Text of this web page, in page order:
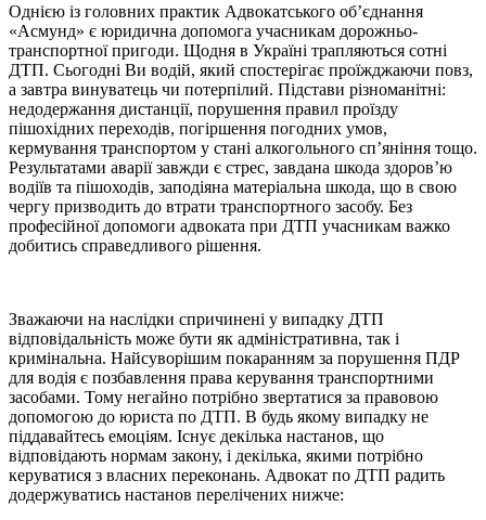
Однією із головних практик Адвокатського об’єднання
«Асмунд» є юридична допомога учасникам дорожньо-
транспортної пригоди. Щодня в Україні трапляються сотні
ДТП. Сьогодні Ви водій, який спостерігає проїжджаючи повз,
а завтра винуватець чи потерпілий. Підстави різноманітні:
недодержання дистанції, порушення правил проїзду
пішохідних переходів, погіршення погодних умов,
кермування транспортом у стані алкогольного сп’яніння тощо.
Результатами аварії завжди є стрес, завдана шкода здоров’ю
водіїв та пішоходів, заподіяна матеріальна шкода, що в свою
чергу призводить до втрати транспортного засобу. Без
професійної допомоги адвоката при ДТП учасникам важко
добитись справедливого рішення.
Зважаючи на наслідки спричинені у випадку ДТП
відповідальність може бути як адміністративна, так і
кримінальна. Найсуворішим покаранням за порушення ПДР
для водія є позбавлення права керування транспортними
засобами. Тому негайно потрібно звертатися за правовою
допомогою до юриста по ДТП. В будь якому випадку не
піддавайтесь емоціям. Існує декілька настанов, що
відповідають нормам закону, і декілька, якими потрібно
керуватися з власних переконань. Адвокат по ДТП радить
додержуватись настанов перелічених нижче: